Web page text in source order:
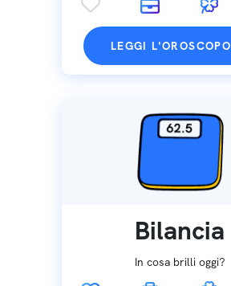
LEGGI L'OROSCOPO
Bilancia
In cosa brilli oggi?